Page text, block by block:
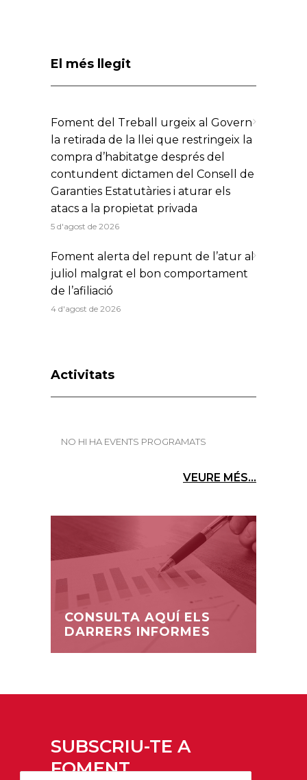
El més llegit
Foment del Treball urgeix al Govern
la retirada de la llei que restringeix la
compra d’habitatge després del
contundent dictamen del Consell de
Garanties Estatutàries i aturar els
atacs a la propietat privada
5 d'agost de 2026
Foment alerta del repunt de l’atur al
juliol malgrat el bon comportament
de l’afiliació
4 d'agost de 2026
Activitats
NO HI HA EVENTS PROGRAMATS
VEURE MÉS...
CONSULTA AQUÍ ELS
DARRERS INFORMES
SUBSCRIU-TE A
FOMENT